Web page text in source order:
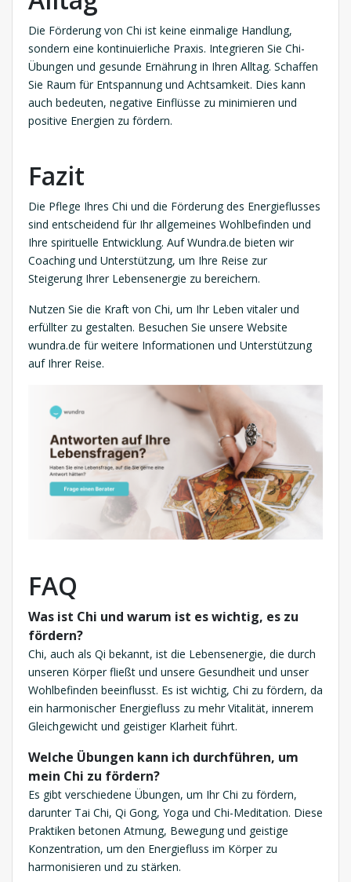
Die Förderung von Chi ist keine einmalige Handlung,
sondern eine kontinuierliche Praxis. Integrieren Sie Chi-
Übungen und gesunde Ernährung in Ihren Alltag. Schaffen
Sie Raum für Entspannung und Achtsamkeit. Dies kann
auch bedeuten, negative Einflüsse zu minimieren und
positive Energien zu fördern.
Fazit
Die Pflege Ihres Chi und die Förderung des Energieflusses
sind entscheidend für Ihr allgemeines Wohlbefinden und
Ihre spirituelle Entwicklung. Auf Wundra.de bieten wir
Coaching und Unterstützung, um Ihre Reise zur
Steigerung Ihrer Lebensenergie zu bereichern.
Nutzen Sie die Kraft von Chi, um Ihr Leben vitaler und
erfüllter zu gestalten. Besuchen Sie unsere Website
wundra.de für weitere Informationen und Unterstützung
auf Ihrer Reise.
FAQ
Was ist Chi und warum ist es wichtig, es zu
fördern?
Chi, auch als Qi bekannt, ist die Lebensenergie, die durch
unseren Körper fließt und unsere Gesundheit und unser
Wohlbefinden beeinflusst. Es ist wichtig, Chi zu fördern, da
ein harmonischer Energiefluss zu mehr Vitalität, innerem
Gleichgewicht und geistiger Klarheit führt.
Welche Übungen kann ich durchführen, um
mein Chi zu fördern?
Es gibt verschiedene Übungen, um Ihr Chi zu fördern,
darunter Tai Chi, Qi Gong, Yoga und Chi-Meditation. Diese
Praktiken betonen Atmung, Bewegung und geistige
Konzentration, um den Energiefluss im Körper zu
harmonisieren und zu stärken.